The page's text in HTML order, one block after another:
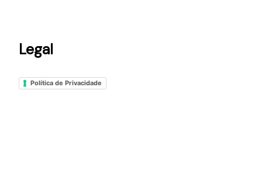
Legal
Política de Privacidade